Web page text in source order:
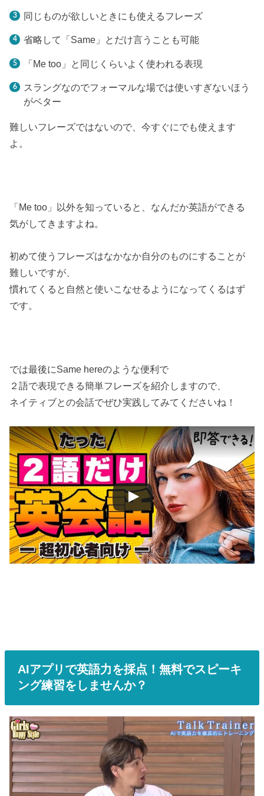
同じものが欲しいときにも使えるフレーズ
省略して「Same」とだけ言うことも可能
「Me too」と同じくらいよく使われる表現
スラングなのでフォーマルな場では使いすぎないほう
がベター
難しいフレーズではないので、今すぐにでも使えます
よ。
「Me too」以外を知っていると、なんだか英語ができる
気がしてきますよね。
初めて使うフレーズはなかなか自分のものにすることが
難しいですが、
慣れてくると自然と使いこなせるようになってくるはず
です。
では最後にSame hereのような便利で
２語で表現できる簡単フレーズを紹介しますので、
ネイティブとの会話でぜひ実践してみてくださいね！
AIアプリで英語力を採点！無料でスピーキ
ング練習をしませんか？